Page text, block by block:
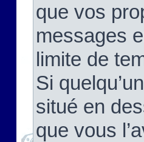
que vos
messages
limite de
Si
situé en
que vous